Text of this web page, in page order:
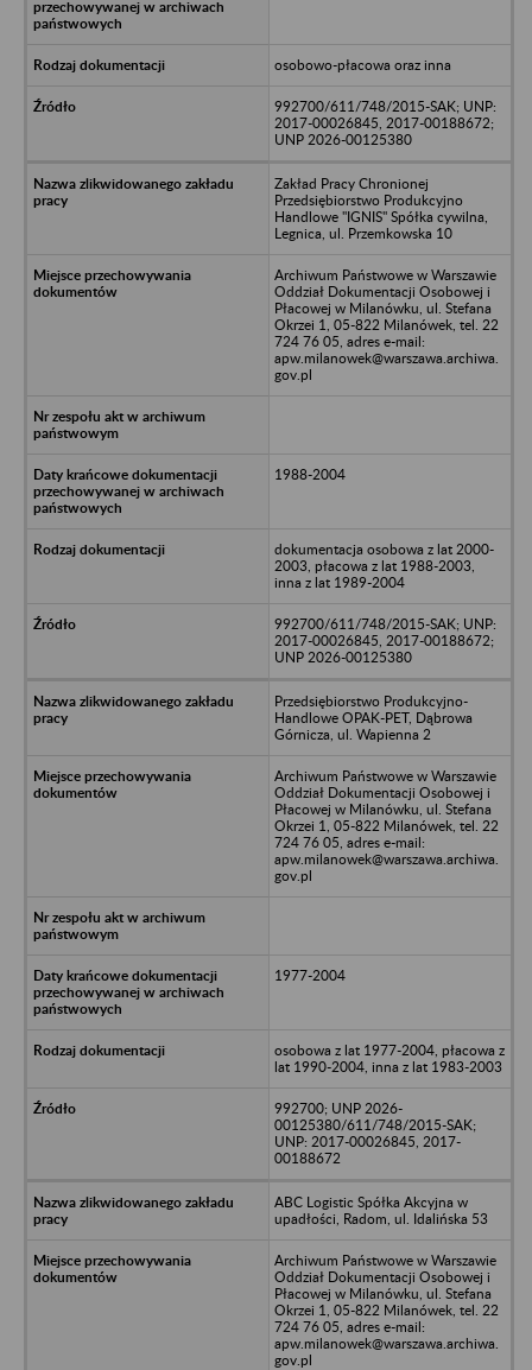
osobowo-płacowa oraz inna
992700/611/748/2015-SAK; UNP:
2017-00026845, 2017-00188672;
UNP 2026-00125380
Zakład Pracy Chronionej
Przedsiębiorstwo Produkcyjno
Handlowe "IGNIS" Spółka cywilna,
Legnica, ul. Przemkowska 10
Archiwum Państwowe w Warszawie
Oddział Dokumentacji Osobowej i
Płacowej w Milanówku, ul. Stefana
Okrzei 1, 05-822 Milanówek, tel. 22
724 76 05, adres e-mail:
apw.milanowek@warszawa.archiwa.
gov.pl
1988-2004
dokumentacja osobowa z lat 2000-
2003, płacowa z lat 1988-2003,
inna z lat 1989-2004
992700/611/748/2015-SAK; UNP:
2017-00026845, 2017-00188672;
UNP 2026-00125380
Przedsiębiorstwo Produkcyjno-
Handlowe OPAK-PET, Dąbrowa
Górnicza, ul. Wapienna 2
Archiwum Państwowe w Warszawie
Oddział Dokumentacji Osobowej i
Płacowej w Milanówku, ul. Stefana
Okrzei 1, 05-822 Milanówek, tel. 22
724 76 05, adres e-mail:
apw.milanowek@warszawa.archiwa.
gov.pl
1977-2004
osobowa z lat 1977-2004, płacowa z
lat 1990-2004, inna z lat 1983-2003
992700; UNP 2026-
00125380/611/748/2015-SAK;
UNP: 2017-00026845, 2017-
00188672
ABC Logistic Spółka Akcyjna w
upadłości, Radom, ul. Idalińska 53
Archiwum Państwowe w Warszawie
Oddział Dokumentacji Osobowej i
Płacowej w Milanówku, ul. Stefana
Okrzei 1, 05-822 Milanówek, tel. 22
724 76 05, adres e-mail:
apw.milanowek@warszawa.archiwa.
gov.pl